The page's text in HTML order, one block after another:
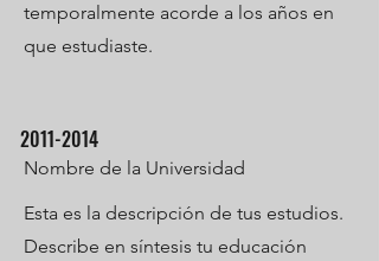
temporalmente acorde a los años en
que estudiaste.
2011-2014
Nombre de la Universidad
Esta es la descripción de tus estudios.
Describe en síntesis tu educación